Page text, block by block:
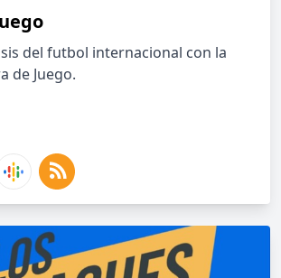
del futbol internacional con la
de Juego.